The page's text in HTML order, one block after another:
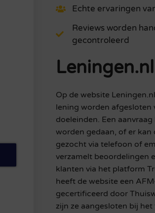
Echte ervaringen
Reviews worden
gecontroleerd
Leningen.nl
Op de website
lening worden afgesloten
doeleinden. Een
worden gedaan, of er
gezocht via telefoon of
verzamelt beoordelingen
klanten via het platform
heeft de website een
gecertificeerd door
zijn ze aangesloten bij